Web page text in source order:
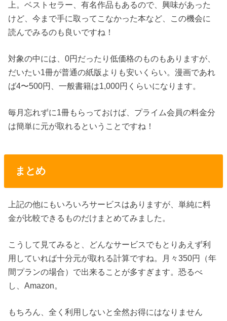
上。ベストセラー、有名作品もあるので、興味があった
けど、今まで手に取ってこなかった本など、この機会に
読んでみるのも良いですね！
対象の中には、0円だったり低価格のものもありますが、
だいたい1冊が普通の紙版よりも安いくらい。漫画であれ
ば4〜500円、一般書籍は1,000円くらいになります。
毎月忘れずに1冊もらっておけば、プライム会員の料金分
は簡単に元が取れるということですね！
まとめ
上記の他にもいろいろサービスはありますが、単純に料
金が比較できるものだけまとめてみました。
こうして見てみると、どんなサービスでもとりあえず利
用していれば十分元が取れる計算ですね。月々350円（年
間プランの場合）で出来ることが多すぎます。恐るべ
し、Amazon。
もちろん、全く利用しないと全然お得にはなりません